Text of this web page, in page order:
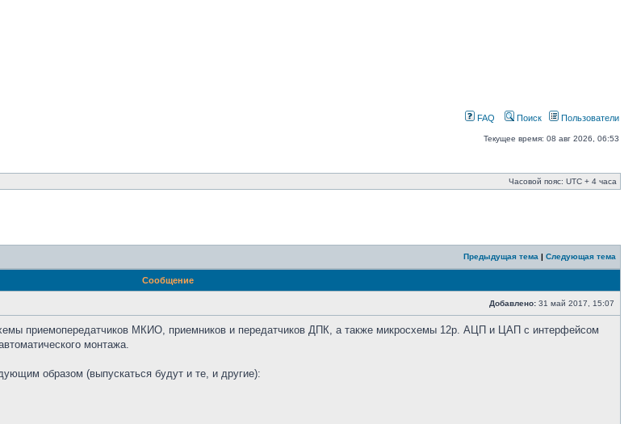
FAQ Поиск Пользователи
Текущее время: 08 авг 2026, 06:53
Часовой пояс: UTC + 4 часа
Предыдущая тема | Следующая тема
Сообщение
Добавлено: 31 май 2017, 15:07
приемопередатчиков МКИО, приемников и передатчиков ДПК, а также микросхемы 12р. АЦП и ЦАП с интерфейсом
монтажа.
образом (выпускаться будут и те, и другие):